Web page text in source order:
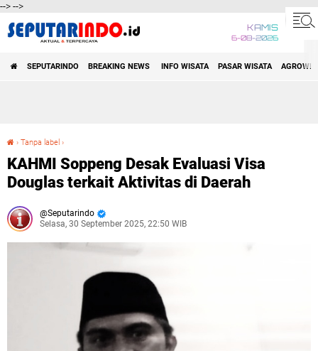
-->-->
TERPERCAYA
KAMIS
6-08-2026
SEPUTARINDO BREAKING NEWS INFO WISATA PASAR WISATA
› Tanpa label ›
KAHMI Soppeng Desak Evaluasi Visa
Douglas terkait Aktivitas di Daerah
Seputarindo
Selasa, 30 September 2025, 22:50 WIB